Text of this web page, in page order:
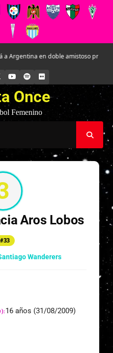
en doble amistoso
YOUTUBE
SPOTIFYFLICKR
Once
Femenino
Aros Lobos
#33
Wanderers
16 años (31/08/2009)